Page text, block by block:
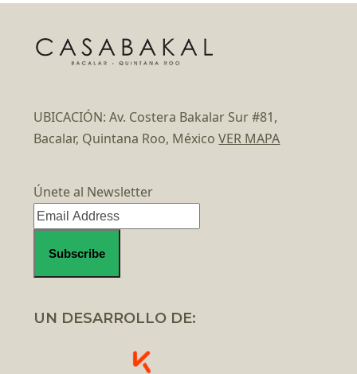
UBICACIÓN: Av. Costera Bakalar Sur #81,
Bacalar, Quintana Roo, MéxicoVER MAPA
Únete al Newsletter
UN DESARROLLO DE: